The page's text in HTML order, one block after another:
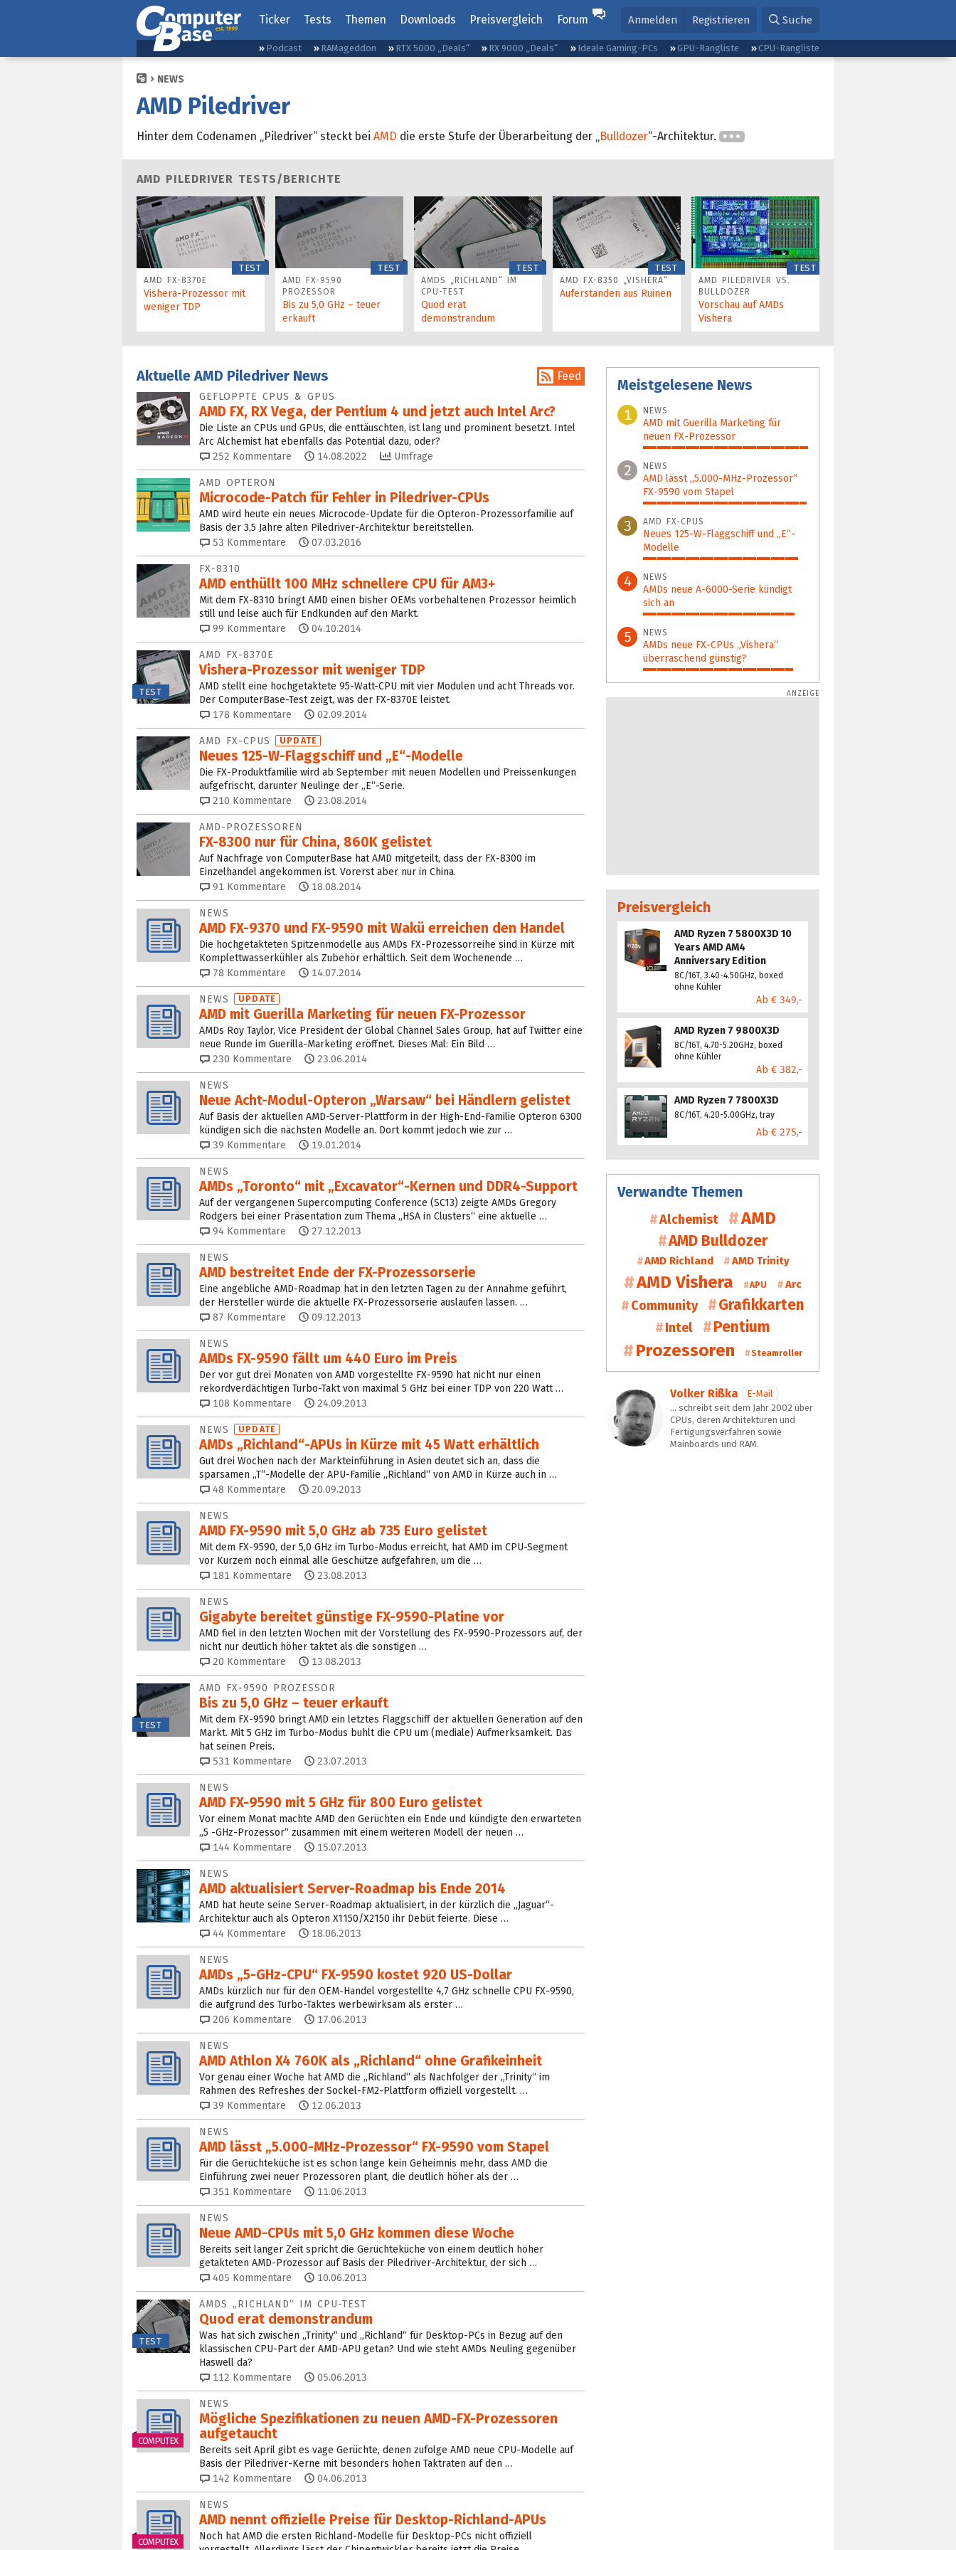
Ticker Tests Themen Downloads Preisvergleich Forum Anmelden Registrieren Suche
Podcast RAMageddon RTX 5000 „Deals“ RX 9000 „Deals“ Ideale Gaming-PCs GPU-Rangliste CPU-Rangliste
NEWS
AMD Piledriver
Hinter dem Codenamen „Piledriver“ steckt bei AMD die erste Stufe der Überarbeitung der „ Bulldozer“-Architektur.
AMD PILEDRIVER TESTS/BERICHTE
TEST
AMD FX-8370E
Vishera-Prozessor mit
weniger TDP
TEST
AMD FX-9590
PROZESSOR
Bis zu 5,0 GHz – teuer
erkauft
TEST
AMDS „RICHLAND“ IM
CPU-TEST
Quod erat
demonstrandum
TEST
AMD FX-8350 „VISHERA“
Auferstanden aus Ruinen
TEST
AMD PILEDRIVER VS.
BULLDOZER
Vorschau auf AMDs
Vishera
Aktuelle AMD Piledriver News Feed
GEFLOPPTE CPUS & GPUS
AMD FX, RX Vega, der Pentium 4 und jetzt auch Intel Arc?
Die Liste an CPUs und GPUs, die enttäuschten, ist lang und prominent besetzt. Intel
Arc Alchemist hat ebenfalls das Potential dazu, oder?
252 Kommentare 14.08.2022 Umfrage
AMD OPTERON
Microcode-Patch für Fehler in Piledriver-CPUs
AMD wird heute ein neues Microcode-Update für die Opteron-Prozessorfamilie auf
Basis der 3,5 Jahre alten Piledriver-Architektur bereitstellen.
53 Kommentare 07.03.2016
FX-8310
AMD enthüllt 100 MHz schnellere CPU für AM3+
Mit dem FX-8310 bringt AMD einen bisher OEMs vorbehaltenen Prozessor heimlich
still und leise auch für Endkunden auf den Markt.
99 Kommentare 04.10.2014
TEST
AMD FX-8370E
Vishera-Prozessor mit weniger TDP
AMD stellt eine hochgetaktete 95-Watt-CPU mit vier Modulen und acht Threads vor.
Der ComputerBase-Test zeigt, was der FX-8370E leistet.
178 Kommentare 02.09.2014
AMD FX-CPUS UPDATE
Neues 125-W-Flaggschiff und „E“-Modelle
Die FX-Produktfamilie wird ab September mit neuen Modellen und Preissenkungen
aufgefrischt, darunter Neulinge der „E“-Serie.
210 Kommentare 23.08.2014
AMD-PROZESSOREN
FX-8300 nur für China, 860K gelistet
Auf Nachfrage von ComputerBase hat AMD mitgeteilt, dass der FX-8300 im
Einzelhandel angekommen ist. Vorerst aber nur in China.
91 Kommentare 18.08.2014
NEWS
AMD FX-9370 und FX-9590 mit Wakü erreichen den Handel
Die hochgetakteten Spitzenmodelle aus AMDs FX-Prozessorreihe sind in Kürze mit
Komplettwasserkühler als Zubehör erhältlich. Seit dem Wochenende …
78 Kommentare 14.07.2014
NEWS UPDATE
AMD mit Guerilla Marketing für neuen FX-Prozessor
AMDs Roy Taylor, Vice President der Global Channel Sales Group, hat auf Twitter eine
neue Runde im Guerilla-Marketing eröffnet. Dieses Mal: Ein Bild …
230 Kommentare 23.06.2014
NEWS
Neue Acht-Modul-Opteron „Warsaw“ bei Händlern gelistet
Auf Basis der aktuellen AMD-Server-Plattform in der High-End-Familie Opteron 6300
kündigen sich die nächsten Modelle an. Dort kommt jedoch wie zur …
39 Kommentare 19.01.2014
NEWS
AMDs „Toronto“ mit „Excavator“-Kernen und DDR4-Support
Auf der vergangenen Supercomputing Conference (SC13) zeigte AMDs Gregory
Rodgers bei einer Präsentation zum Thema „HSA in Clusters“ eine aktuelle …
94 Kommentare 27.12.2013
NEWS
AMD bestreitet Ende der FX-Prozessorserie
Eine angebliche AMD-Roadmap hat in den letzten Tagen zu der Annahme geführt,
der Hersteller würde die aktuelle FX-Prozessorserie auslaufen lassen. …
87 Kommentare 09.12.2013
NEWS
AMDs FX-9590 fällt um 440 Euro im Preis
Der vor gut drei Monaten von AMD vorgestellte FX-9590 hat nicht nur einen
rekordverdächtigen Turbo-Takt von maximal 5 GHz bei einer TDP von 220 Watt …
108 Kommentare 24.09.2013
NEWS UPDATE
AMDs „Richland“-APUs in Kürze mit 45 Watt erhältlich
Gut drei Wochen nach der Markteinführung in Asien deutet sich an, dass die
sparsamen „T“-Modelle der APU-Familie „Richland“ von AMD in Kürze auch in …
48 Kommentare 20.09.2013
NEWS
AMD FX-9590 mit 5,0 GHz ab 735 Euro gelistet
Mit dem FX-9590, der 5,0 GHz im Turbo-Modus erreicht, hat AMD im CPU-Segment
vor Kurzem noch einmal alle Geschütze aufgefahren, um die …
181 Kommentare 23.08.2013
NEWS
Gigabyte bereitet günstige FX-9590-Platine vor
AMD fiel in den letzten Wochen mit der Vorstellung des FX-9590-Prozessors auf, der
nicht nur deutlich höher taktet als die sonstigen …
20 Kommentare 13.08.2013
TEST
AMD FX-9590 PROZESSOR
Bis zu 5,0 GHz – teuer erkauft
Mit dem FX-9590 bringt AMD ein letztes Flaggschiff der aktuellen Generation auf den
Markt. Mit 5 GHz im Turbo-Modus buhlt die CPU um (mediale) Aufmerksamkeit. Das
hat seinen Preis.
531 Kommentare 23.07.2013
NEWS
AMD FX-9590 mit 5 GHz für 800 Euro gelistet
Vor einem Monat machte AMD den Gerüchten ein Ende und kündigte den erwarteten
„5 -GHz-Prozessor“ zusammen mit einem weiteren Modell der neuen …
144 Kommentare 15.07.2013
NEWS
AMD aktualisiert Server-Roadmap bis Ende 2014
AMD hat heute seine Server-Roadmap aktualisiert, in der kürzlich die „Jaguar“-
Architektur auch als Opteron X1150/X2150 ihr Debüt feierte. Diese …
44 Kommentare 18.06.2013
NEWS
AMDs „5-GHz-CPU“ FX-9590 kostet 920 US-Dollar
AMDs kürzlich nur für den OEM-Handel vorgestellte 4,7 GHz schnelle CPU FX-9590,
die aufgrund des Turbo-Taktes werbewirksam als erster …
206 Kommentare 17.06.2013
NEWS
AMD Athlon X4 760K als „Richland“ ohne Grafikeinheit
Vor genau einer Woche hat AMD die „Richland“ als Nachfolger der „Trinity“ im
Rahmen des Refreshes der Sockel-FM2-Plattform offiziell vorgestellt. …
39 Kommentare 12.06.2013
NEWS
AMD lässt „5.000-MHz-Prozessor“ FX-9590 vom Stapel
Für die Gerüchteküche ist es schon lange kein Geheimnis mehr, dass AMD die
Einführung zwei neuer Prozessoren plant, die deutlich höher als der …
351 Kommentare 11.06.2013
NEWS
Neue AMD-CPUs mit 5,0 GHz kommen diese Woche
Bereits seit langer Zeit spricht die Gerüchteküche von einem deutlich höher
getakteten AMD-Prozessor auf Basis der Piledriver-Architektur, der sich …
405 Kommentare 10.06.2013
TEST
AMDS „RICHLAND“ IM CPU-TEST
Quod erat demonstrandum
Was hat sich zwischen „Trinity“ und „Richland“ für Desktop-PCs in Bezug auf den
klassischen CPU-Part der AMD-APU getan? Und wie steht AMDs Neuling gegenüber
Haswell da?
112 Kommentare 05.06.2013
COMPUTEX
NEWS
Mögliche Spezifikationen zu neuen AMD-FX-Prozessoren
aufgetaucht
Bereits seit April gibt es vage Gerüchte, denen zufolge AMD neue CPU-Modelle auf
Basis der Piledriver-Kerne mit besonders hohen Taktraten auf den …
142 Kommentare 04.06.2013
COMPUTEX
NEWS
AMD nennt offizielle Preise für Desktop-Richland-APUs
Noch hat AMD die ersten Richland-Modelle für Desktop-PCs nicht offiziell
Meistgelesene News
1
NEWS
AMD mit Guerilla Marketing für
neuen FX-Prozessor
100%
2 NEWS
AMD lässt „5.000-MHz-Prozessor“
FX-9590 vom Stapel
99%
3 AMD FX-CPUS
Neues 125-W-Flaggschiff und „E“-
Modelle
94%
4 NEWS
AMDs neue A-6000-Serie kündigt
sich an
92%
5 NEWS
AMDs neue FX-CPUs „Vishera“
überraschend günstig?
91%
Preisvergleich
AMD Ryzen 7 5800X3D 10
Years AMD AM4
Anniversary Edition
8C/16T, 3.40-4.50GHz, boxed
ohne Kühler
Ab € 349,-
AMD Ryzen 7 9800X3D
8C/16T, 4.70-5.20GHz, boxed
ohne Kühler
Ab € 382,-
AMD Ryzen 7 7800X3D
8C/16T, 4.20-5.00GHz, tray
Ab € 275,-
Verwandte Themen
Alchemist AMD
AMD Bulldozer
AMD Richland AMD Trinity
AMD Vishera APU Arc
Community Grafikkarten
Intel Pentium
Prozessoren Steamroller
Volker Rißka
E-Mail
… schreibt seit dem Jahr 2002 über
CPUs, deren Architekturen und
Fertigungsverfahren sowie
Mainboards und RAM.